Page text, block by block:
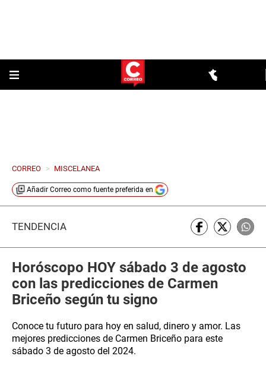
CORREO > MISCELANEA
Añadir Correo como fuente preferida en
TENDENCIA
Horóscopo HOY sábado 3 de agosto
con las predicciones de Carmen
Briceño según tu signo
Conoce tu futuro para hoy en salud, dinero y amor. Las
mejores predicciones de Carmen Briceño para este
sábado 3 de agosto del 2024.